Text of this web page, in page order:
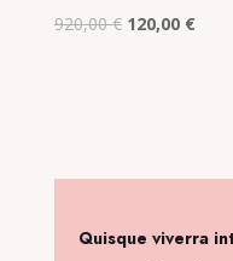
920,00€ Original
120,00 €Η
Quisque viverra